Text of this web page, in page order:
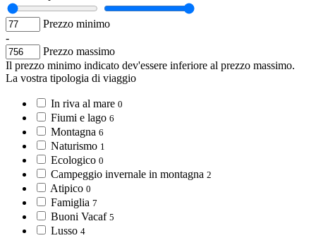
Prezzo minimo
-
Prezzo massimo
Il prezzo minimo indicato dev'essere inferiore al prezzo massimo.
La vostra tipologia di viaggio
In riva al mare 0
Fiumi e lago 6
Montagna 6
Naturismo 1
Ecologico 0
Campeggio invernale in montagna 2
Atipico 0
Famiglia 7
Buoni Vacaf 5
Lusso 4